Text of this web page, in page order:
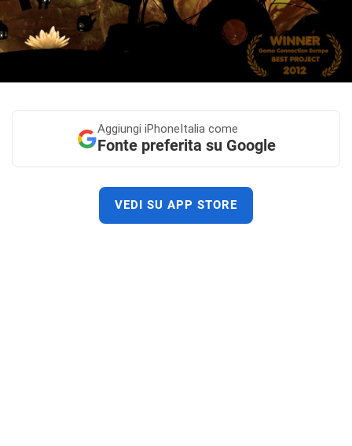
Aggiungi iPhoneItalia come
Fonte preferita su Google
VEDI SU APP STORE